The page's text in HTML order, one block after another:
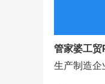
管家婆工贸
生产制造企